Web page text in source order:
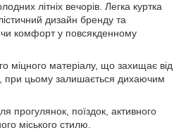
літніх вечорів. Легка куртка
дизайн бренду та
комфорт у повсякденному
міцного матеріалу, що захищає від
при цьому залишається дихаючим
прогулянок, поїздок, активного
міського стилю.